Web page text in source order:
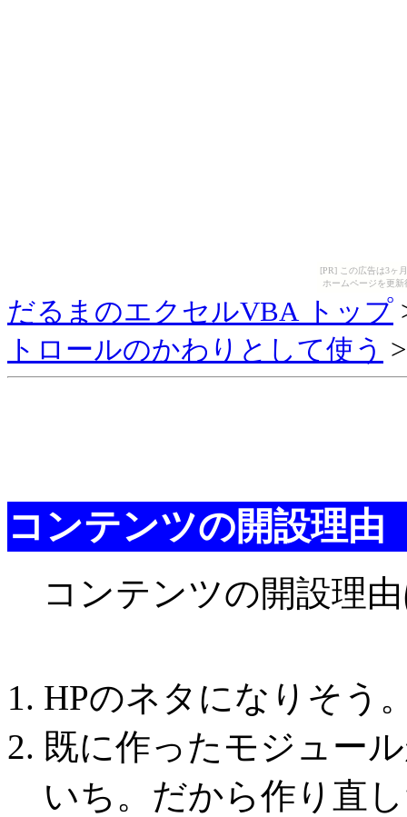
[PR] この広告は3ヶ
ホームページを更
だるまのエクセルVBA トップ
トロールのかわりとして使う
コンテンツの開設理由
コンテンツの開設理
HPのネタになりそう
既に作ったモジュー
いち。だから作り直